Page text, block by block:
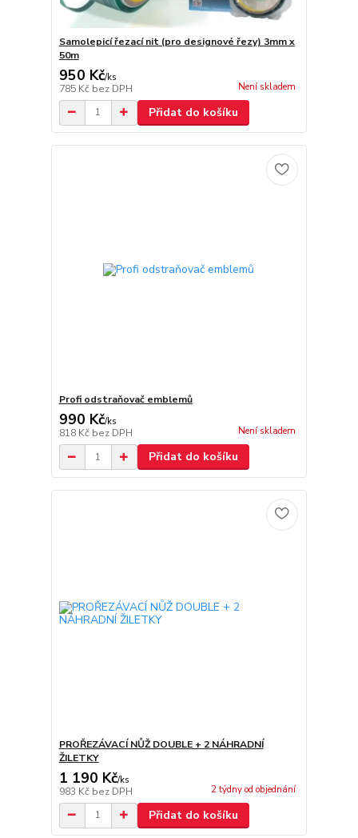
Samolepicí řezací nit (pro designové řezy) 3mm x
50m
950 Kč/ks
785 Kč bez DPH Není skladem
Přidat do košíku
Profi odstraňovač emblemů
990 Kč/ks
818 Kč bez DPH Není skladem
Přidat do košíku
PROŘEZÁVACÍ NŮŽ DOUBLE + 2 NÁHRADNÍ
ŽILETKY
1 190 Kč/ks
983 Kč bez DPH 2 týdny od objednání
Přidat do košíku